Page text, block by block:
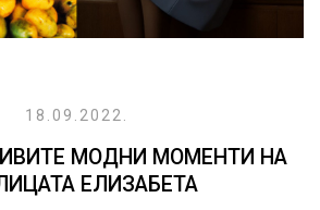
18.09.2022.
МОДНИ МОМЕНТИ НА
ЕЛИЗАБЕТА